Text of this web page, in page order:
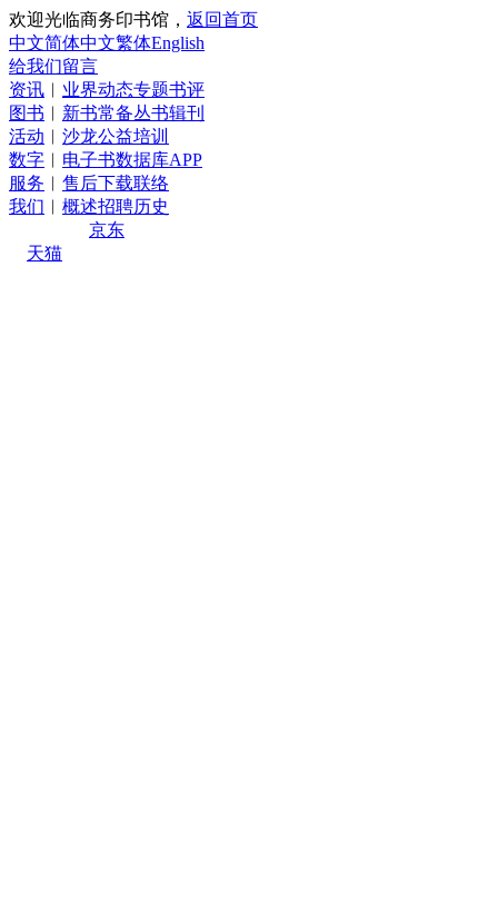
欢迎光临商务印书馆， 返回首页
中文简体中文繁体English
给我们留言
资讯 ︱ 业界动态专题书评
图书 ︱ 新书常备丛书辑刊
活动 ︱ 沙龙公益培训
数字 ︱ 电子书数据库APP
服务 ︱ 售后下载联络
我们 ︱ 概述招聘历史
京东
天猫